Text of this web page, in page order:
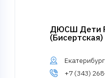
ДЮСШ Дети
(Бисертская)
+7 (343)